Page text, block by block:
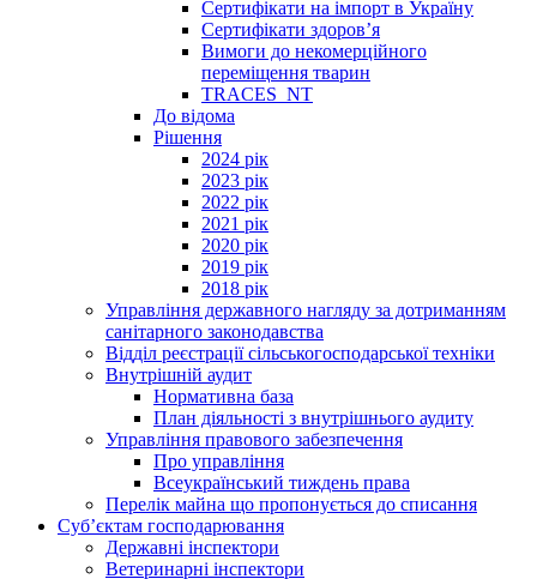
Сертифікати на імпорт в Україну
Сертифікати здоров’я
Вимоги до некомерційного
переміщення тварин
TRACES_NT
До відома
Рішення
2024 рік
2023 рік
2022 рік
2021 рік
2020 рік
2019 рік
2018 рік
Управління державного нагляду за дотриманням
санітарного законодавства
Відділ реєстрації сільськогосподарської техніки
Внутрішній аудит
Нормативна база
План діяльності з внутрішнього аудиту
Управління правового забезпечення
Про управління
Всеукраїнський тиждень права
Перелік майна що пропонується до списання
Суб’єктам господарювання
Державні інспектори
Ветеринарні інспектори